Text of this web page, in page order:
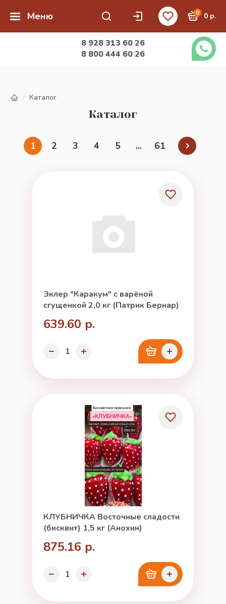
Меню 0 0 р.
8 928 313 60 26
8 800 444 60 26
/ Каталог
Каталог
1 2 3 4 5 ... 61
Эклер "Каракум" с варёной
сгущенкой 2,0 кг (Патрик Бернар)
639.60 р.
КЛУБНИЧКА Восточные сладости
(бисквит) 1,5 кг (Анохин)
875.16 р.